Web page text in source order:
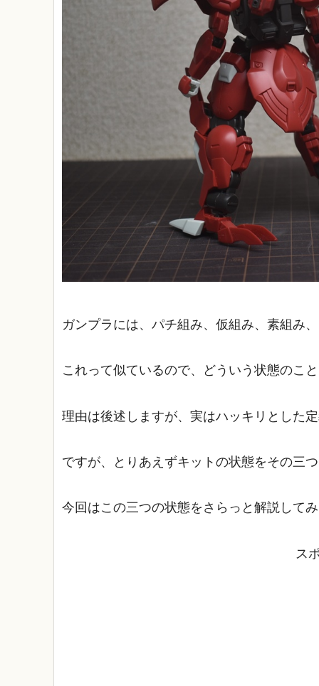
ガンプラには、パチ組み、仮組み、素組み
これって似ているので、どういう状態のこ
理由は後述しますが、実はハッキリとした
ですが、とりあえずキットの状態をその三
今回はこの三つの状態をさらっと解説して
ス